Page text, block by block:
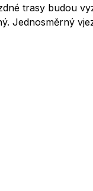
trasy budou
Jednosměrný